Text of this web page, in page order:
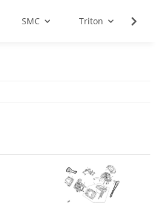
SMC Triton